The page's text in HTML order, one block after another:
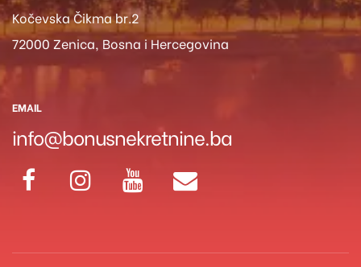
Kočevska Čikma br.2
72000 Zenica, Bosna i Hercegovina
EMAIL
info@bonusnekretnine.ba